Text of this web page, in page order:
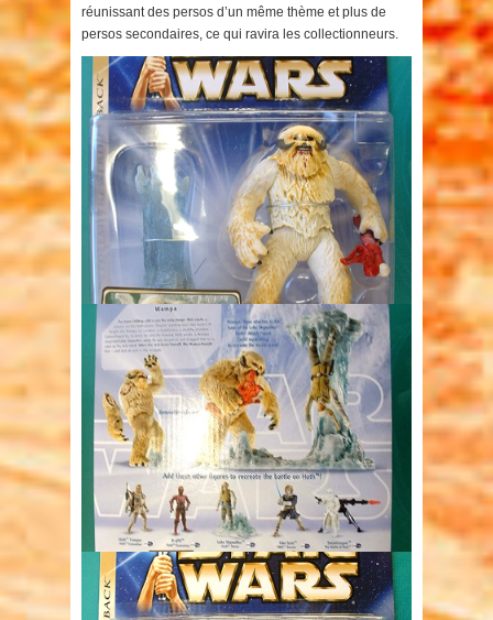
réunissant des persos d’un même thème et plus de
persos secondaires, ce qui ravira les collectionneurs.